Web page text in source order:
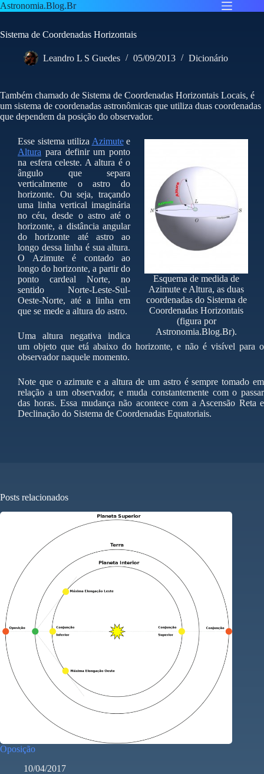
Pular
para
conteúdo
Astronomia.Blog.Br
Sistema de Coordenadas Horizontais
Leandro L S Guedes 05/09/2013 Dicionário
Também chamado de Sistema de Coordenadas Horizontais Locais, é
um sistema de coordenadas astronômicas que utiliza duas coordenadas
que dependem da posição do observador.
Esquema de medida de
Azimute e Altura, as duas
coordenadas do Sistema de
Coordenadas Horizontais
(figura por
Astronomia.Blog.Br).
Esse sistema utiliza Azimutee
Altura para definir um ponto
na esfera celeste. A altura é o
ângulo que separa
verticalmente o astro do
horizonte. Ou seja, traçando
uma linha vertical imaginária
no céu, desde o astro até o
horizonte, a distância angular
do horizonte até astro ao
longo dessa linha é sua altura.
O Azimute é contado ao
longo do horizonte, a partir do
ponto cardeal Norte, no
sentido Norte-Leste-Sul-
Oeste-Norte, até a linha em
que se mede a altura do astro.
Uma altura negativa indica
um objeto que etá abaixo do horizonte, e não é visível para o
observador naquele momento.
Note que o azimute e a altura de um astro é sempre tomado em
relação a um observador, e muda constantemente com o passar
das horas. Essa mudança não acontece com a Ascensão Reta e
Declinação do Sistema de Coordenadas Equatoriais.
Posts relacionados
Oposição
10/04/2017